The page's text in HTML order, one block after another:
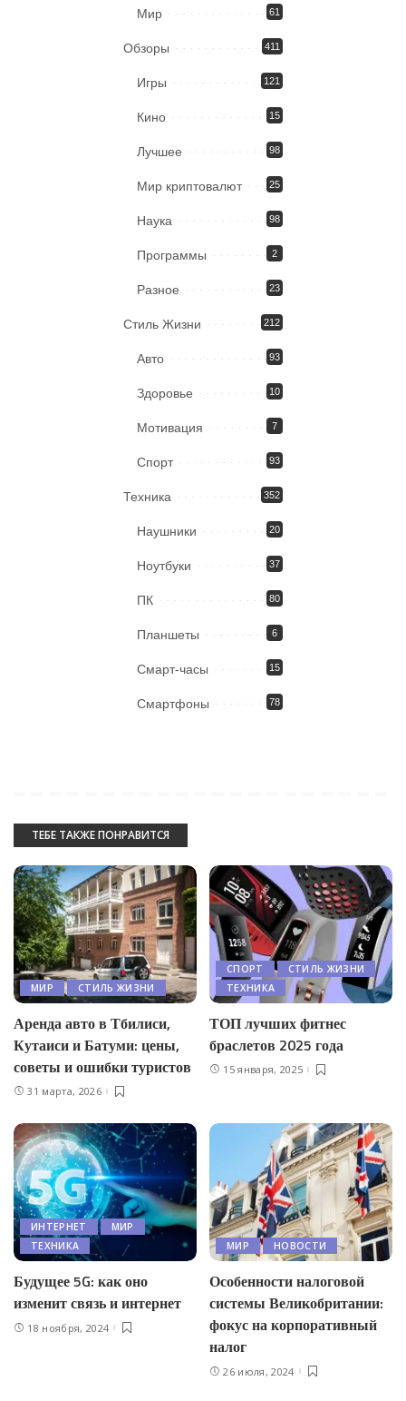
Мир 61
Обзоры 411
Игры 121
Кино 15
Лучшее 98
Мир криптовалют 25
Наука 98
Программы 2
Разное 23
Стиль Жизни 212
Авто 93
Здоровье 10
Мотивация 7
Спорт 93
Техника 352
Наушники 20
Ноутбуки 37
ПК 80
Планшеты 6
Смарт-часы 15
Смартфоны 78
ТЕБЕ ТАКЖЕ ПОНРАВИТСЯ
МИР СТИЛЬ ЖИЗНИ
Аренда авто в Тбилиси,
Кутаиси и Батуми: цены,
советы и ошибки туристов
31 марта, 2026
СПОРТ
СТИЛЬ ЖИЗНИ
ТЕХНИКА
ТОП лучших фитнес
браслетов 2025 года
15 января, 2025
ИНТЕРНЕТ
МИР
ТЕХНИКА
Будущее 5G: как оно
изменит связь и интернет
18 ноября, 2024
МИР НОВОСТИ
Особенности налоговой
системы Великобритании:
фокус на корпоративный
налог
26 июля, 2024